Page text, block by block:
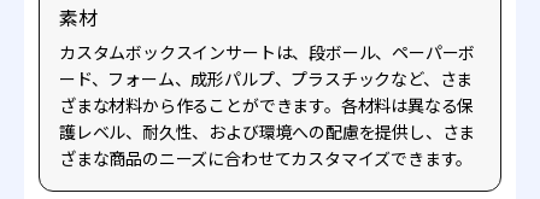
素材
カスタムボックスインサートは、段ボール、ペーパーボ
ード、フォーム、成形パルプ、プラスチックなど、さま
ざまな材料から作ることができます。各材料は異なる保
護レベル、耐久性、および環境への配慮を提供し、さま
ざまな商品のニーズに合わせてカスタマイズできます。